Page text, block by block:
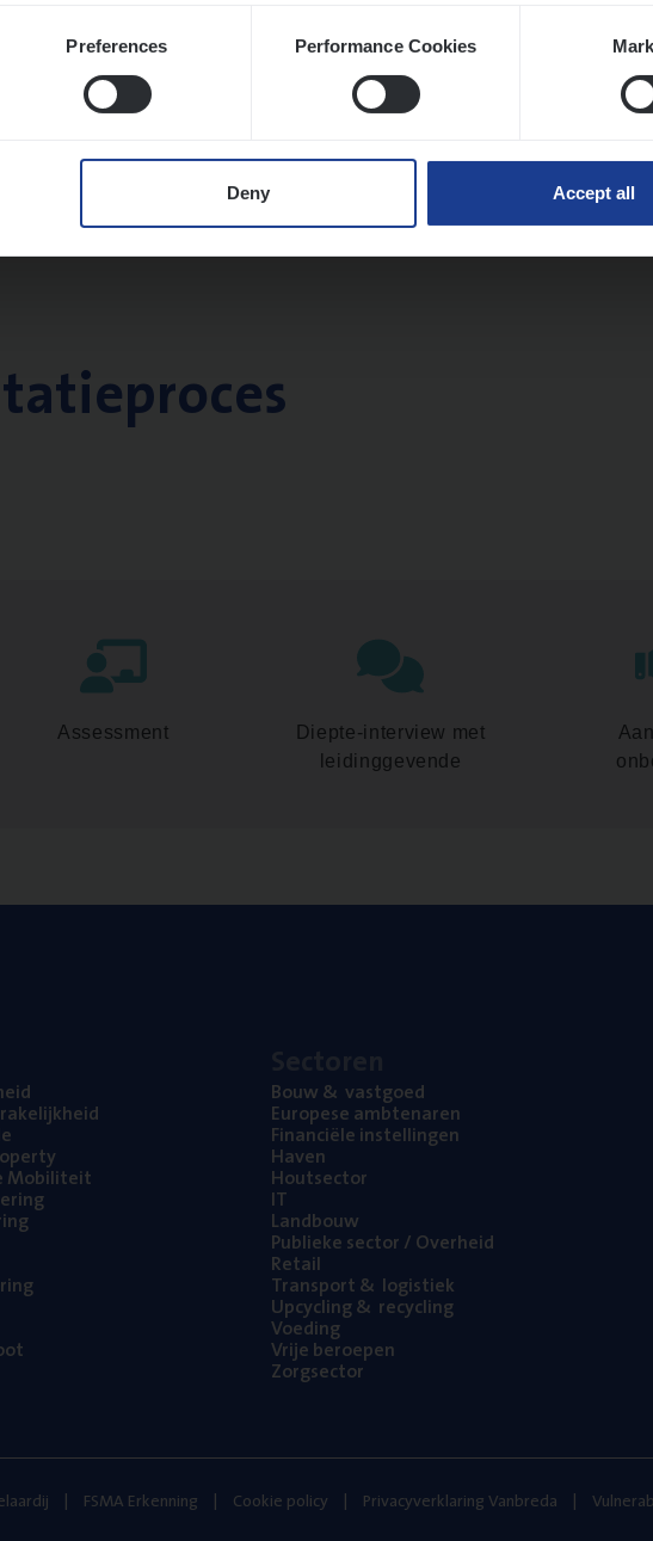
Preferences Performance Cookies
Deny Accept all
Assessment
Diepte-interview met
leidinggevende
Mobiliteit
Bouw& vastgoed
Euro­pe­se ambtenaren
Finan­ci­ë­le instellingen
Haven
Hout­sec­tor
IT
Land­bouw
Publie­ke sec­tor / Overheid
Retail
Trans­port& logistiek
Upcy­cling& recycling
Voe­ding
Vrije beroe­pen
Zorg­sec­tor
FSMA Erkenning Cookie policy Privacyverklaring Vanbreda